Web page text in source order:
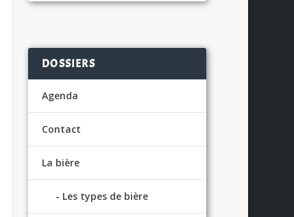
DOSSIERS
Agenda
Contact
La bière
Les types de bière